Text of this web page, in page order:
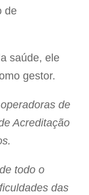
de
saúde, ele
gestor.
de
Acreditação
todo o
das